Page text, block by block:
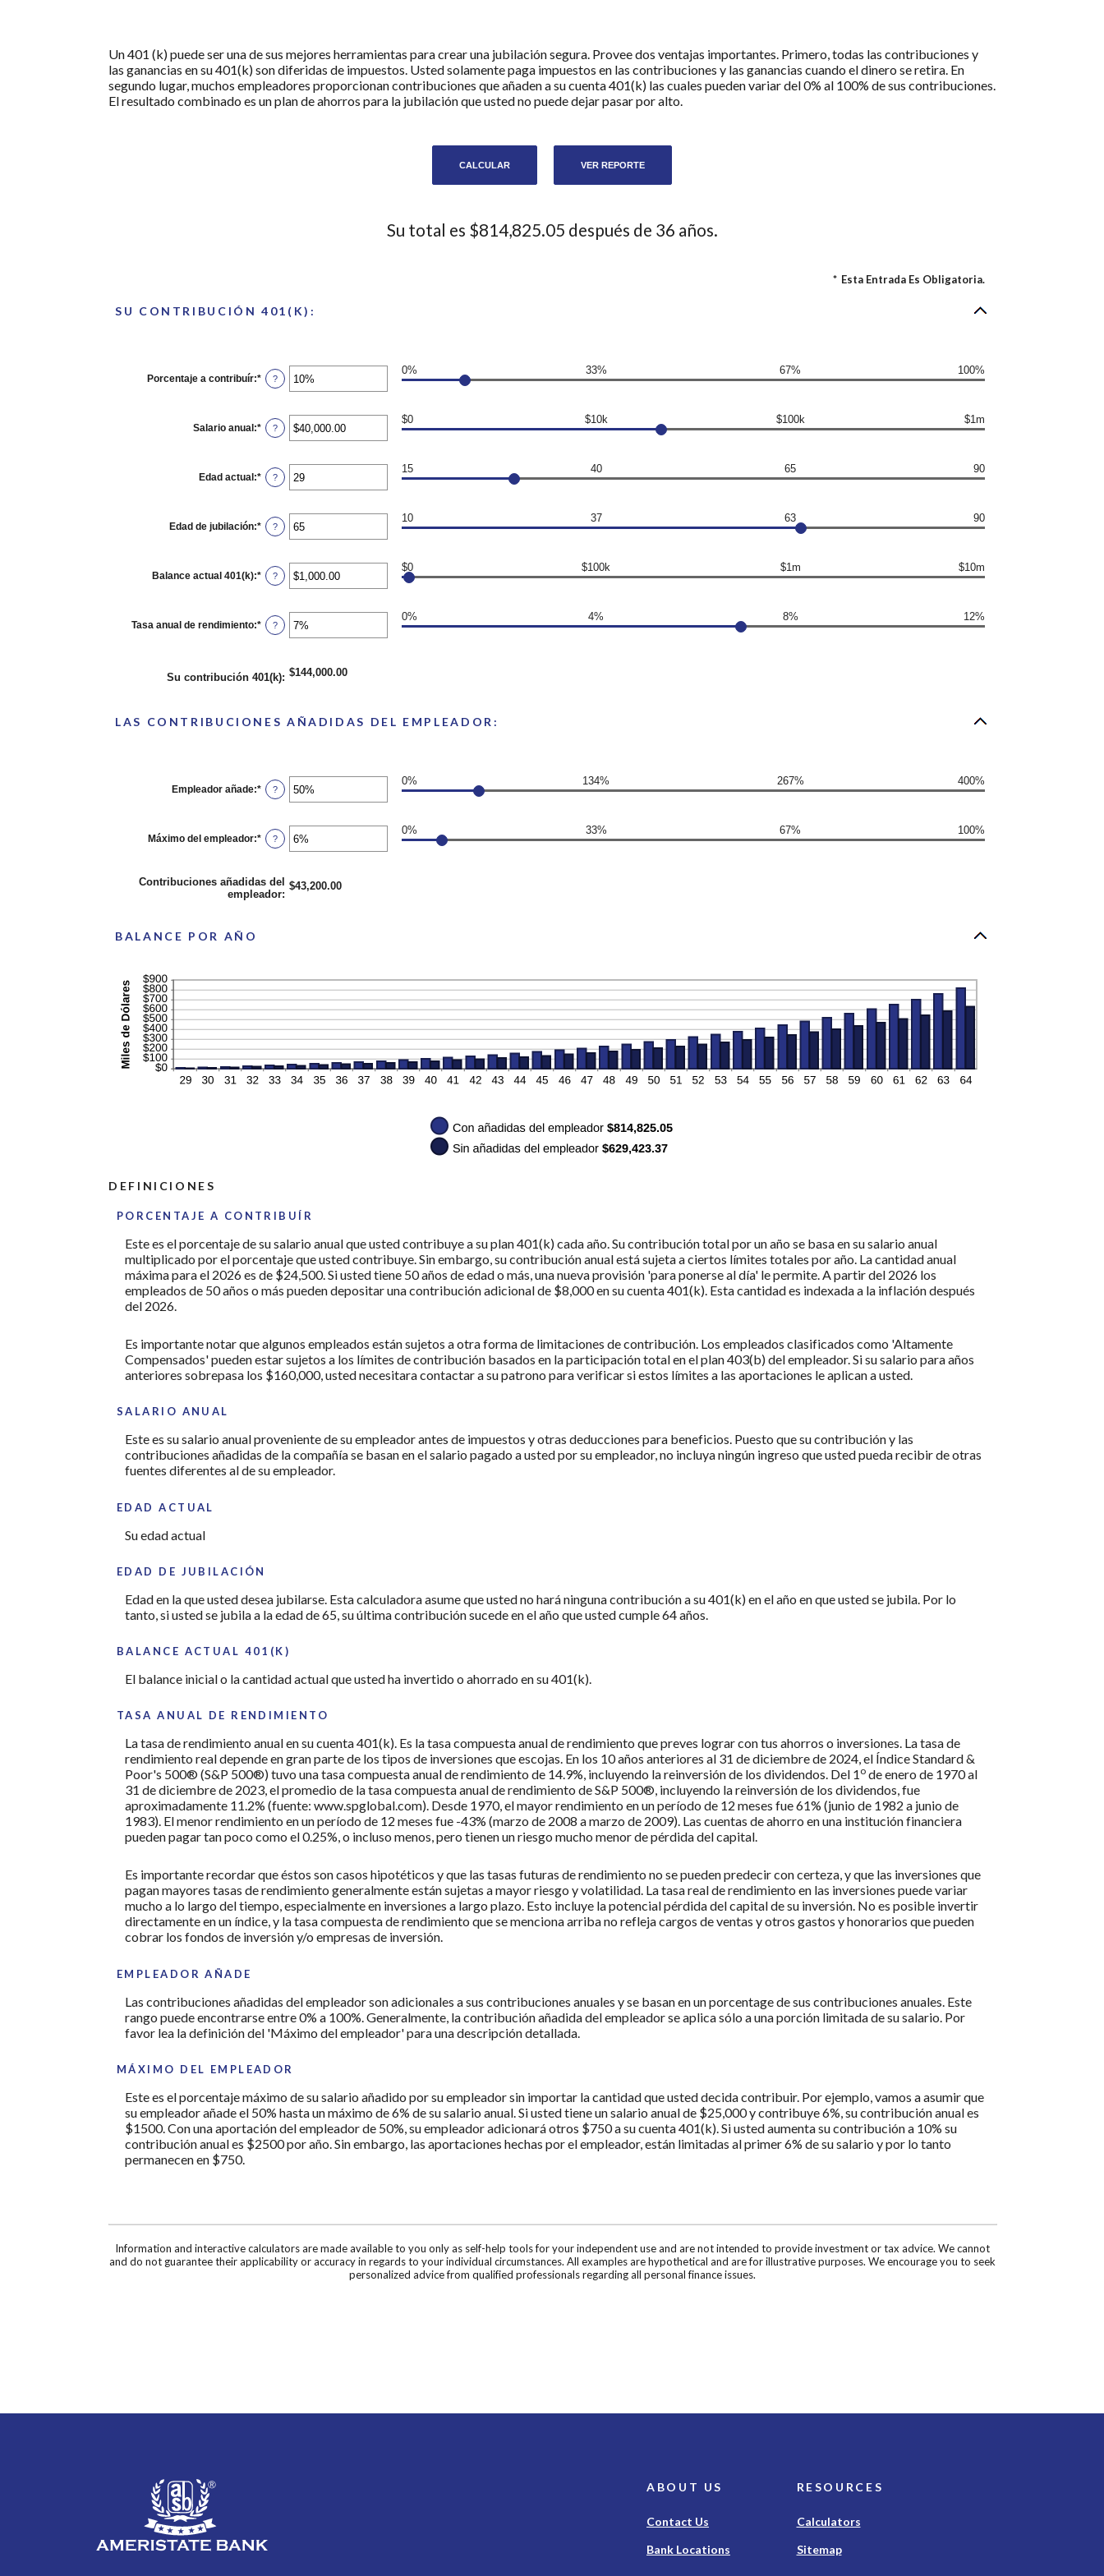
Un 401 (k) puede ser una de sus mejores herramientas para crear una jubilación segura. Provee dos ventajas importantes. Primero, todas las contribuciones y
las ganancias en su 401(k) son diferidas de impuestos. Usted solamente paga impuestos en las contribuciones y las ganancias cuando el dinero se retira. En
segundo lugar, muchos empleadores proporcionan contribuciones que añaden a su cuenta 401(k) las cuales pueden variar del 0% al 100% de sus contribuciones.
El resultado combinado es un plan de ahorros para la jubilación que usted no puede dejar pasar por alto.
Su total es $814,825.05 después de 36 años.
* Esta Entrada Es Obligatoria.
SU CONTRIBUCIÓN 401(K):
Porcentaje a contribuír:* Ingresa
un
0%
y
?
0% 33% 67% 100%
Salario anual:* Ingresa
un
$0.00
y
?
$0 $10k $100k $1m
Edad actual:* Ingresa
un
15
y
?
15 40 65 90
Edad de jubilación:* Ingresa
un
10
y
?
10 37 63 90
Balance actual 401(k):* Ingresa
un
$0.00
y
?
$0 $100k $1m $10m
Tasa anual de rendimiento:* Ingresa
un
0%
y
?
0% 4% 8% 12%
Su contribución 401(k): $144,000.00
LAS CONTRIBUCIONES AÑADIDAS DEL EMPLEADOR:
Empleador añade:* Ingresa
un
0%
y
?
0% 134% 267% 400%
Máximo del empleador:* Ingresa
un
0%
y
?
0% 33% 67% 100%
Contribuciones añadidas del
empleador:
$43,200.00
BALANCE POR AÑO
DEFINICIONES
PORCENTAJE A CONTRIBUÍR
Este es el porcentaje de su salario anual que usted contribuye a su plan 401(k) cada año. Su contribución total por un año se basa en su salario anual
multiplicado por el porcentaje que usted contribuye. Sin embargo, su contribución anual está sujeta a ciertos límites totales por año. La cantidad anual
máxima para el 2026 es de $24,500. Si usted tiene 50 años de edad o más, una nueva provisión 'para ponerse al día' le permite. A partir del 2026 los
empleados de 50 años o más pueden depositar una contribución adicional de $8,000 en su cuenta 401(k). Esta cantidad es indexada a la inflación después
del 2026.
Es importante notar que algunos empleados están sujetos a otra forma de limitaciones de contribución. Los empleados clasificados como 'Altamente
Compensados' pueden estar sujetos a los límites de contribución basados en la participación total en el plan 403(b) del empleador. Si su salario para años
anteriores sobrepasa los $160,000, usted necesitara contactar a su patrono para verificar si estos límites a las aportaciones le aplican a usted.
SALARIO ANUAL
Este es su salario anual proveniente de su empleador antes de impuestos y otras deducciones para beneficios. Puesto que su contribución y las
contribuciones añadidas de la compañía se basan en el salario pagado a usted por su empleador, no incluya ningún ingreso que usted pueda recibir de otras
fuentes diferentes al de su empleador.
EDAD ACTUAL
Su edad actual
EDAD DE JUBILACIÓN
Edad en la que usted desea jubilarse. Esta calculadora asume que usted no hará ninguna contribución a su 401(k) en el año en que usted se jubila. Por lo
tanto, si usted se jubila a la edad de 65, su última contribución sucede en el año que usted cumple 64 años.
BALANCE ACTUAL 401(K)
El balance inicial o la cantidad actual que usted ha invertido o ahorrado en su 401(k).
TASA ANUAL DE RENDIMIENTO
La tasa de rendimiento anual en su cuenta 401(k). Es la tasa compuesta anual de rendimiento que preves lograr con tus ahorros o inversiones. La tasa de
rendimiento real depende en gran parte de los tipos de inversiones que escojas. En los 10 años anteriores al 31 de diciembre de 2024, el Índice Standard &
Poor's 500® (S&P 500®) tuvo una tasa compuesta anual de rendimiento de 14.9%, incluyendo la reinversión de los dividendos. Del 1 o de enero de 1970 al
31 de diciembre de 2023, el promedio de la tasa compuesta anual de rendimiento de S&P 500®, incluyendo la reinversión de los dividendos, fue
aproximadamente 11.2% (fuente: www.spglobal.com). Desde 1970, el mayor rendimiento en un período de 12 meses fue 61% (junio de 1982 a junio de
1983). El menor rendimiento en un período de 12 meses fue -43% (marzo de 2008 a marzo de 2009). Las cuentas de ahorro en una institución financiera
pueden pagar tan poco como el 0.25%, o incluso menos, pero tienen un riesgo mucho menor de pérdida del capital.
Es importante recordar que éstos son casos hipotéticos y que las tasas futuras de rendimiento no se pueden predecir con certeza, y que las inversiones que
pagan mayores tasas de rendimiento generalmente están sujetas a mayor riesgo y volatilidad. La tasa real de rendimiento en las inversiones puede variar
mucho a lo largo del tiempo, especialmente en inversiones a largo plazo. Esto incluye la potencial pérdida del capital de su inversión. No es posible invertir
directamente en un índice, y la tasa compuesta de rendimiento que se menciona arriba no refleja cargos de ventas y otros gastos y honorarios que pueden
cobrar los fondos de inversión y/o empresas de inversión.
EMPLEADOR AÑADE
Las contribuciones añadidas del empleador son adicionales a sus contribuciones anuales y se basan en un porcentage de sus contribuciones anuales. Este
rango puede encontrarse entre 0% a 100%. Generalmente, la contribución añadida del empleador se aplica sólo a una porción limitada de su salario. Por
favor lea la definición del 'Máximo del empleador' para una descripción detallada.
MÁXIMO DEL EMPLEADOR
Este es el porcentaje máximo de su salario añadido por su empleador sin importar la cantidad que usted decida contribuir. Por ejemplo, vamos a asumir que
su empleador añade el 50% hasta un máximo de 6% de su salario anual. Si usted tiene un salario anual de $25,000 y contribuye 6%, su contribución anual es
$1500. Con una aportación del empleador de 50%, su empleador adicionará otros $750 a su cuenta 401(k). Si usted aumenta su contribución a 10% su
contribución anual es $2500 por año. Sin embargo, las aportaciones hechas por el empleador, están limitadas al primer 6% de su salario y por lo tanto
permanecen en $750.
Information and interactive calculators are made available to you only as self-help tools for your independent use and are not intended to provide investment or tax advice. We cannot
and do not guarantee their applicability or accuracy in regards to your individual circumstances. All examples are hypothetical and are for illustrative purposes. We encourage you to seek
personalized advice from qualified professionals regarding all personal finance issues.
AmeriState Bank ABOUT US
Contact Us
Bank Locations
RESOURCES
Calculators
Sitemap